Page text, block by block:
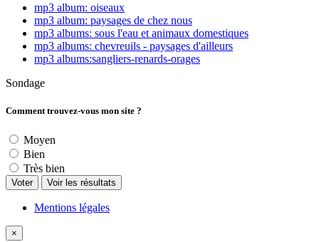
mp3 album: oiseaux
mp3 album: paysages de chez nous
mp3 albums: sous l'eau et animaux domestiques
mp3 albums: chevreuils - paysages d'ailleurs
mp3 albums:sangliers-renards-orages
Sondage
Comment trouvez-vous mon site ?
Moyen
Bien
Très bien
Mentions légales
×